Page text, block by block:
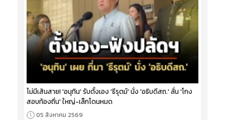
ไม่มีเส้นสาย! 'อนุทิน' รับตั้งเอง 'ธีรุตม์' นั่ง 'อธิบดีสถ.' ลั่น 'โกง
สอบท้องถิ่น' ใหญ่-เล็กโดนหมด
05 สิงหาคม 2569